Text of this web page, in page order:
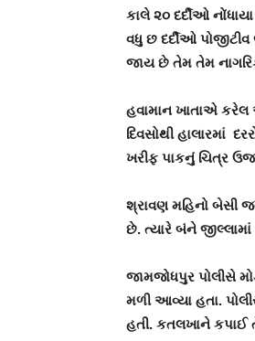
કાલે ૨૦ દર્દીઓ
વધુ છ દર્દીઓ
જાય છે તેમ તેમ
હવામાન ખાતાએ
દિવસોથી હાલારમાં
ખરીફ પાકનું ચિત્ર
શ્રાવણ મહિનો બેસી
છે. ત્યારે બંને જીલ્લામાં
જામજોધપુર પોલીસે
મળી આવ્યા હતા.
હતી. કતલખાને કપાઈ તે